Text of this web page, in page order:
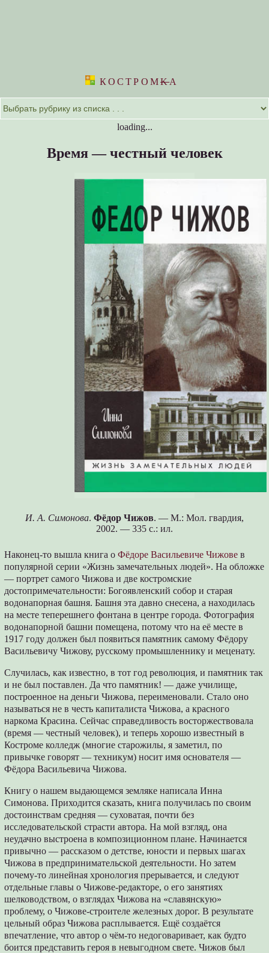
КОСТРОМKА
loading...
Время — честный человек
И. А. Симонова. Фёдор Чижов. — М.: Мол. гвардия,
2002. — 335 с.: ил.
Наконец-то вышла книга оФёдоре Васильевиче Чижове в
популярной серии «Жизнь замечательных людей». На обложке
— портрет самого Чижова и две костромские
достопримечательности: Богоявленский собор и старая
водонапорная башня. Башня эта давно снесена, а находилась
на месте теперешнего фонтана в центре города. Фотография
водонапорной башни помещена, потому что на её месте в
1917 году должен был появиться памятник самому Фёдору
Васильевичу Чижову, русскому промышленнику и меценату.
Случилась, как известно, в тот год революция, и памятник так
и не был поставлен. Да что памятник! — даже училище,
построенное на деньги Чижова, переименовали. Стало оно
называться не в честь капиталиста Чижова, а красного
наркома Красина. Сейчас справедливость восторжествовала
(время — честный человек), и теперь хорошо известный в
Костроме колледж (многие старожилы, я заметил, по
привычке говорят — техникум) носит имя основателя —
Фёдора Васильевича Чижова.
Книгу о нашем выдающемся земляке написала Инна
Симонова. Приходится сказать, книга получилась по своим
достоинствам средняя — суховатая, почти без
исследовательской страсти автора. На мой взгляд, она
неудачно выстроена в композиционном плане. Начинается
привычно — рассказом о детстве, юности и первых шагах
Чижова в предпринимательской деятельности. Но затем
почему-то линейная хронология прерывается, и следуют
отдельные главы о Чижове-редакторе, о его занятиях
шелководством, о взглядах Чижова на «славянскую»
проблему, о Чижове-строителе железных дорог. В результате
цельный образ Чижова расплывается. Ещё создаётся
впечатление, что автор о чём-то недоговаривает, как будто
боится представить героя в невыгодном свете. Чижов был